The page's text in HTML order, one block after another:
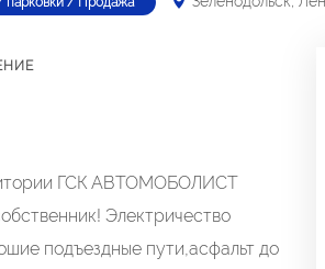
ГСК АВТОМОБОЛИСТ
Электричество
подъездные пути,асфальт до